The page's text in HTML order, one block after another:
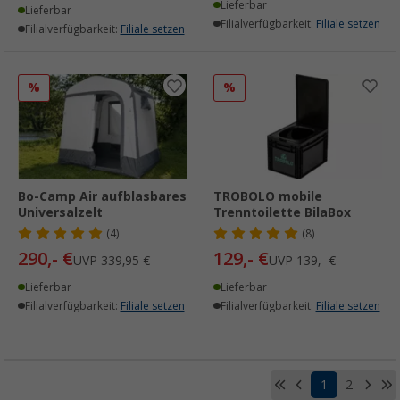
Lieferbar
Filialverfügbarkeit: Filiale setzen
Lieferbar
Filialverfügbarkeit: Filiale setzen
%
Bo-Camp Air aufblasbares
Universalzelt
(4)
290,- €UVP 339,95 €
Lieferbar
Filialverfügbarkeit: Filiale setzen
%
TROBOLO mobile
Trenntoilette BilaBox
(8)
129,- €UVP 139,- €
Lieferbar
Filialverfügbarkeit: Filiale setzen
1 2